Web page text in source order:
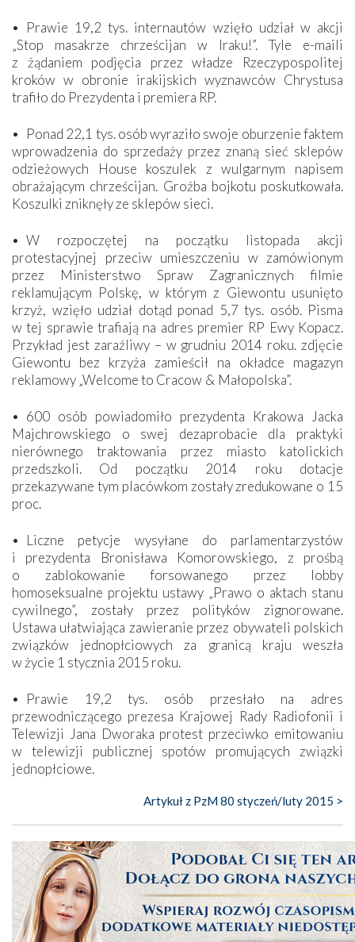
• Prawie 19,2 tys. internautów wzięło udział w akcji
„Stop masakrze chrześcijan w Iraku!”. Tyle e-maili
z żądaniem podjęcia przez władze Rzeczypospolitej
kroków w obronie irakijskich wyznawców Chrystusa
trafiło do Prezydenta i premiera RP.
• Ponad 22,1 tys. osób wyraziło swoje oburzenie faktem
wprowadzenia do sprzedaży przez znaną sieć sklepów
odzieżowych House koszulek z wulgarnym napisem
obrażającym chrześcijan. Groźba bojkotu poskutkowała.
Koszulki zniknęły ze sklepów sieci.
• W rozpoczętej na początku listopada akcji
protestacyjnej przeciw umieszczeniu w zamówionym
przez Ministerstwo Spraw Zagranicznych filmie
reklamującym Polskę, w którym z Giewontu usunięto
krzyż, wzięło udział dotąd ponad 5,7 tys. osób. Pisma
w tej sprawie trafiają na adres premier RP Ewy Kopacz.
Przykład jest zaraźliwy – w grudniu 2014 roku. zdjęcie
Giewontu bez krzyża zamieścił na okładce magazyn
reklamowy „Welcome to Cracow & Małopolska”.
• 600 osób powiadomiło prezydenta Krakowa Jacka
Majchrowskiego o swej dezaprobacie dla praktyki
nierównego traktowania przez miasto katolickich
przedszkoli. Od początku 2014 roku dotacje
przekazywane tym placówkom zostały zredukowane o 15
proc.
• Liczne petycje wysyłane do parlamentarzystów
i prezydenta Bronisława Komorowskiego, z prośbą
o zablokowanie forsowanego przez lobby
homoseksualne projektu ustawy „Prawo o aktach stanu
cywilnego”, zostały przez polityków zignorowane.
Ustawa ułatwiająca zawieranie przez obywateli polskich
związków jednopłciowych za granicą kraju weszła
w życie 1 stycznia 2015 roku.
• Prawie 19,2 tys. osób przesłało na adres
przewodniczącego prezesa Krajowej Rady Radiofonii i
Telewizji Jana Dworaka protest przeciwko emitowaniu
w telewizji publicznej spotów promujących związki
jednopłciowe.
Artykuł z PzM 80 styczeń/luty 2015 >